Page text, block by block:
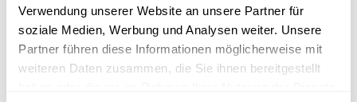
Verwendung unserer Website an unsere Partner für
soziale Medien, Werbung und Analysen weiter. Unsere
Partner führen diese Informationen möglicherweise mit
weiteren Daten zusammen, die Sie ihnen bereitgestellt